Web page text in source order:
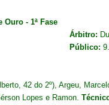
Ouro - 1ª Fase
Árbitro:
Público:
42 do 2º), Argeu,
Lopes e Ramon.